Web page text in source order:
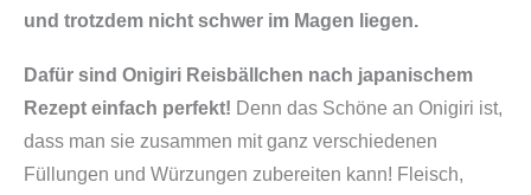
und trotzdem nicht schwer im Magen liegen.
Dafür sind Onigiri Reisbällchen nach japanischem
Rezept einfach perfekt! Denn das Schöne an Onigiri ist,
dass man sie zusammen mit ganz verschiedenen
Füllungen und Würzungen zubereiten kann! Fleisch,